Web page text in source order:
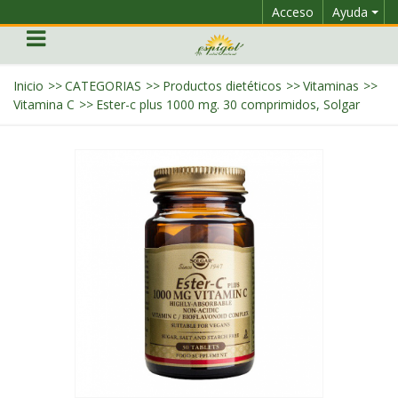
Ayuda
Acceso
Inicio >>CATEGORIAS >> Productos dietéticos >>Vitaminas >>
Vitamina C >> Ester-c plus 1000 mg. 30 comprimidos, Solgar